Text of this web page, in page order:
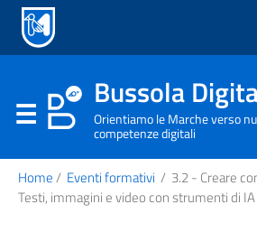
Bussola
Orientiamo le Marche verso
competenze digitali
Home/ Eventi formativi / 3.2 - Creare
Testi, immagini e video con strumenti di IA